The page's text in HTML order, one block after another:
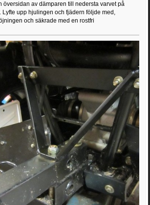
översidan av dämparen till nedersta varvet på
Lyfte upp hjulingen och fjädern följde med,
och säkrade med en rostfri